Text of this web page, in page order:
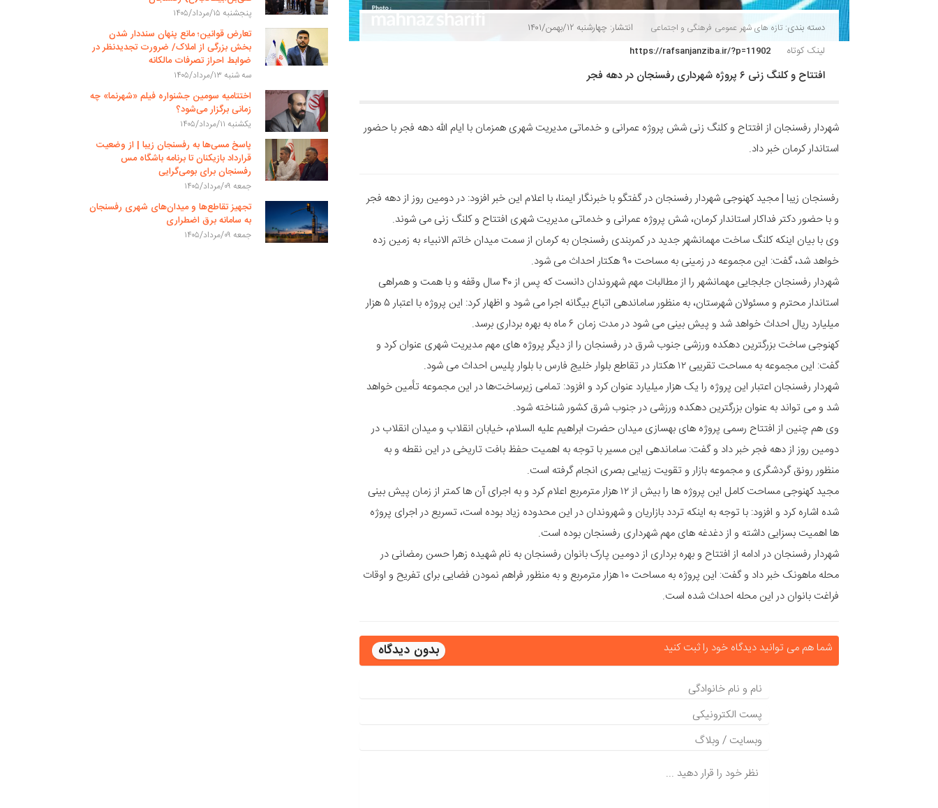
دسته بندی: تازه های شهر عمومی فرهنگی و اجتماعی
انتشار: چهارشنبه ۱۲/بهمن/۱۴۰۱
لینک کوتاه
https://rafsanjanziba.ir/?p=11902
افتتاح و کلنگ زنی ۶ پروژه شهرداری رفسنجان در دهه فجر
شهردار رفسنجان از افتتاح و کلنگ زنی شش پروژه عمرانی و خدماتی مدیریت شهری همزمان با ایام الله دهه فجر با حضور
استاندار کرمان خبر داد.
رفسنجان زیبا | مجید کهنوجی شهردار رفسنجان در گفتگو با خبرنگار ایمنا، با اعلام این خبر افزود: در دومین روز از دهه فجر
و با حضور دکتر فداکار استاندار کرمان، شش پروژه عمرانی و خدماتی مدیریت شهری افتتاح و کلنگ زنی می شوند.
وی با بیان اینکه کلنگ ساخت مهمانشهر جدید در کمربندی رفسنجان به کرمان از سمت میدان خاتم الانبیاء به زمین زده
خواهد شد، گفت: این مجموعه در زمینی به مساحت ۹۰ هکتار احداث می شود.
شهردار رفسنجان جابجایی مهمانشهر را از مطالبات مهم شهروندان دانست که پس از ۴۰ سال وقفه و با همت و همراهی
استاندار محترم و مسئولان شهرستان، به منظور ساماندهی اتباع بیگانه اجرا می شود و اظهار کرد: این پروژه با اعتبار ۵ هزار
میلیارد ریال احداث خواهد شد و پیش بینی می شود در مدت زمان ۶ ماه به بهره برداری برسد.
کهنوجی ساخت بزرگترین دهکده ورزشی جنوب شرق در رفسنجان را از دیگر پروژه های مهم مدیریت شهری عنوان کرد و
گفت: این مجموعه به مساحت تقریبی ۱۲ هکتار در تقاطع بلوار خلیج فارس با بلوار پلیس احداث می شود.
شهردار رفسنجان اعتبار این پروژه را یک هزار میلیارد عنوان کرد و افزود: تمامی زیرساخت‌ها در این مجموعه تأمین خواهد
شد و می تواند به عنوان بزرگترین دهکده ورزشی در جنوب شرق کشور شناخته شود.
وی هم چنین از افتتاح رسمی پروژه های بهسازی میدان حضرت ابراهیم علیه السلام، خیابان انقلاب و میدان انقلاب در
دومین روز از دهه فجر خبر داد و گفت: ساماندهی این مسیر با توجه به اهمیت حفظ بافت تاریخی در این نقطه و به
منظور رونق گردشگری و مجموعه بازار و تقویت زیبایی بصری انجام گرفته است.
مجید کهنوجی مساحت کامل این پروژه ها را بیش از ۱۲ هزار مترمربع اعلام کرد و به اجرای آن ها کمتر از زمان پیش بینی
شده اشاره کرد و افزود: با توجه به اینکه تردد بازاریان و شهروندان در این محدوده زیاد بوده است، تسریع در اجرای پروژه
ها اهمیت بسزایی داشته و از دغدغه های مهم شهرداری رفسنجان بوده است.
شهردار رفسنجان در ادامه از افتتاح و بهره برداری از دومین پارک بانوان رفسنجان به نام شهیده زهرا حسن رمضانی در
محله ماهونک خبر داد و گفت: این پروژه به مساحت ۱۰ هزار مترمربع و به منظور فراهم نمودن فضایی برای تفریح و اوقات
فراغت بانوان در این محله احداث شده است.
شما هم می توانید دیدگاه خود را ثبت کنید
پنجشنبه ۱۵/مرداد/۱۴۰۵
تعارض قوانین؛ مانع پنهان سنددار شدن
بخش بزرگی از املاک/ ضرورت تجدیدنظر در
ضوابط احراز تصرفات مالکانه
سه شنبه ۱۳/مرداد/۱۴۰۵
اختتامیه سومین جشنواره فیلم «شهرنما» چه
زمانی برگزار می‌شود؟
یکشنبه ۱۱/مرداد/۱۴۰۵
پاسخ مسی‌ها به رفسنجان زیبا | از وضعیت
قرارداد بازیکنان تا برنامه باشگاه مس
رفسنجان برای بومی‌گرایی
جمعه ۰۹/مرداد/۱۴۰۵
تجهیز تقاطع‌ها و میدان‌های شهری رفسنجان
به سامانه برق اضطراری
جمعه ۰۹/مرداد/۱۴۰۵